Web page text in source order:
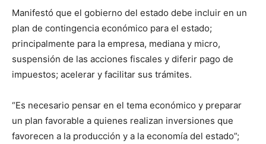
Manifestó que el gobierno del estado debe incluir en un
plan de contingencia económico para el estado;
principalmente para la empresa, mediana y micro,
suspensión de las acciones fiscales y diferir pago de
impuestos; acelerar y facilitar sus trámites.
“Es necesario pensar en el tema económico y preparar
un plan favorable a quienes realizan inversiones que
favorecen a la producción y a la economía del estado”;